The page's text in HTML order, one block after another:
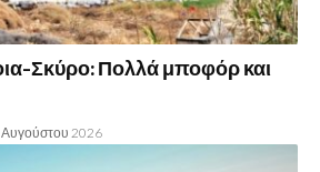
Σκύρο: Πολλά μποφόρ και
2026